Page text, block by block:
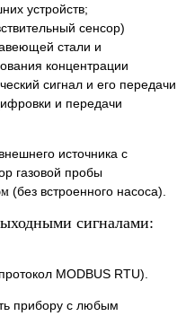
устройств;
сенсор)
стали и
концентрации
сигнал и его передачи
и передачи
источника с
газовой пробы
(без встроенного насоса).
сигналами:
MODBUS RTU).
прибору с любым